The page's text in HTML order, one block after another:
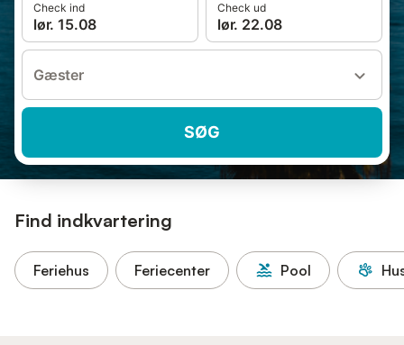
Check ind
lør. 15.08
Check ud
lør. 22.08
Gæster
SØG
Find indkvartering
Feriehus Feriecenter Pool